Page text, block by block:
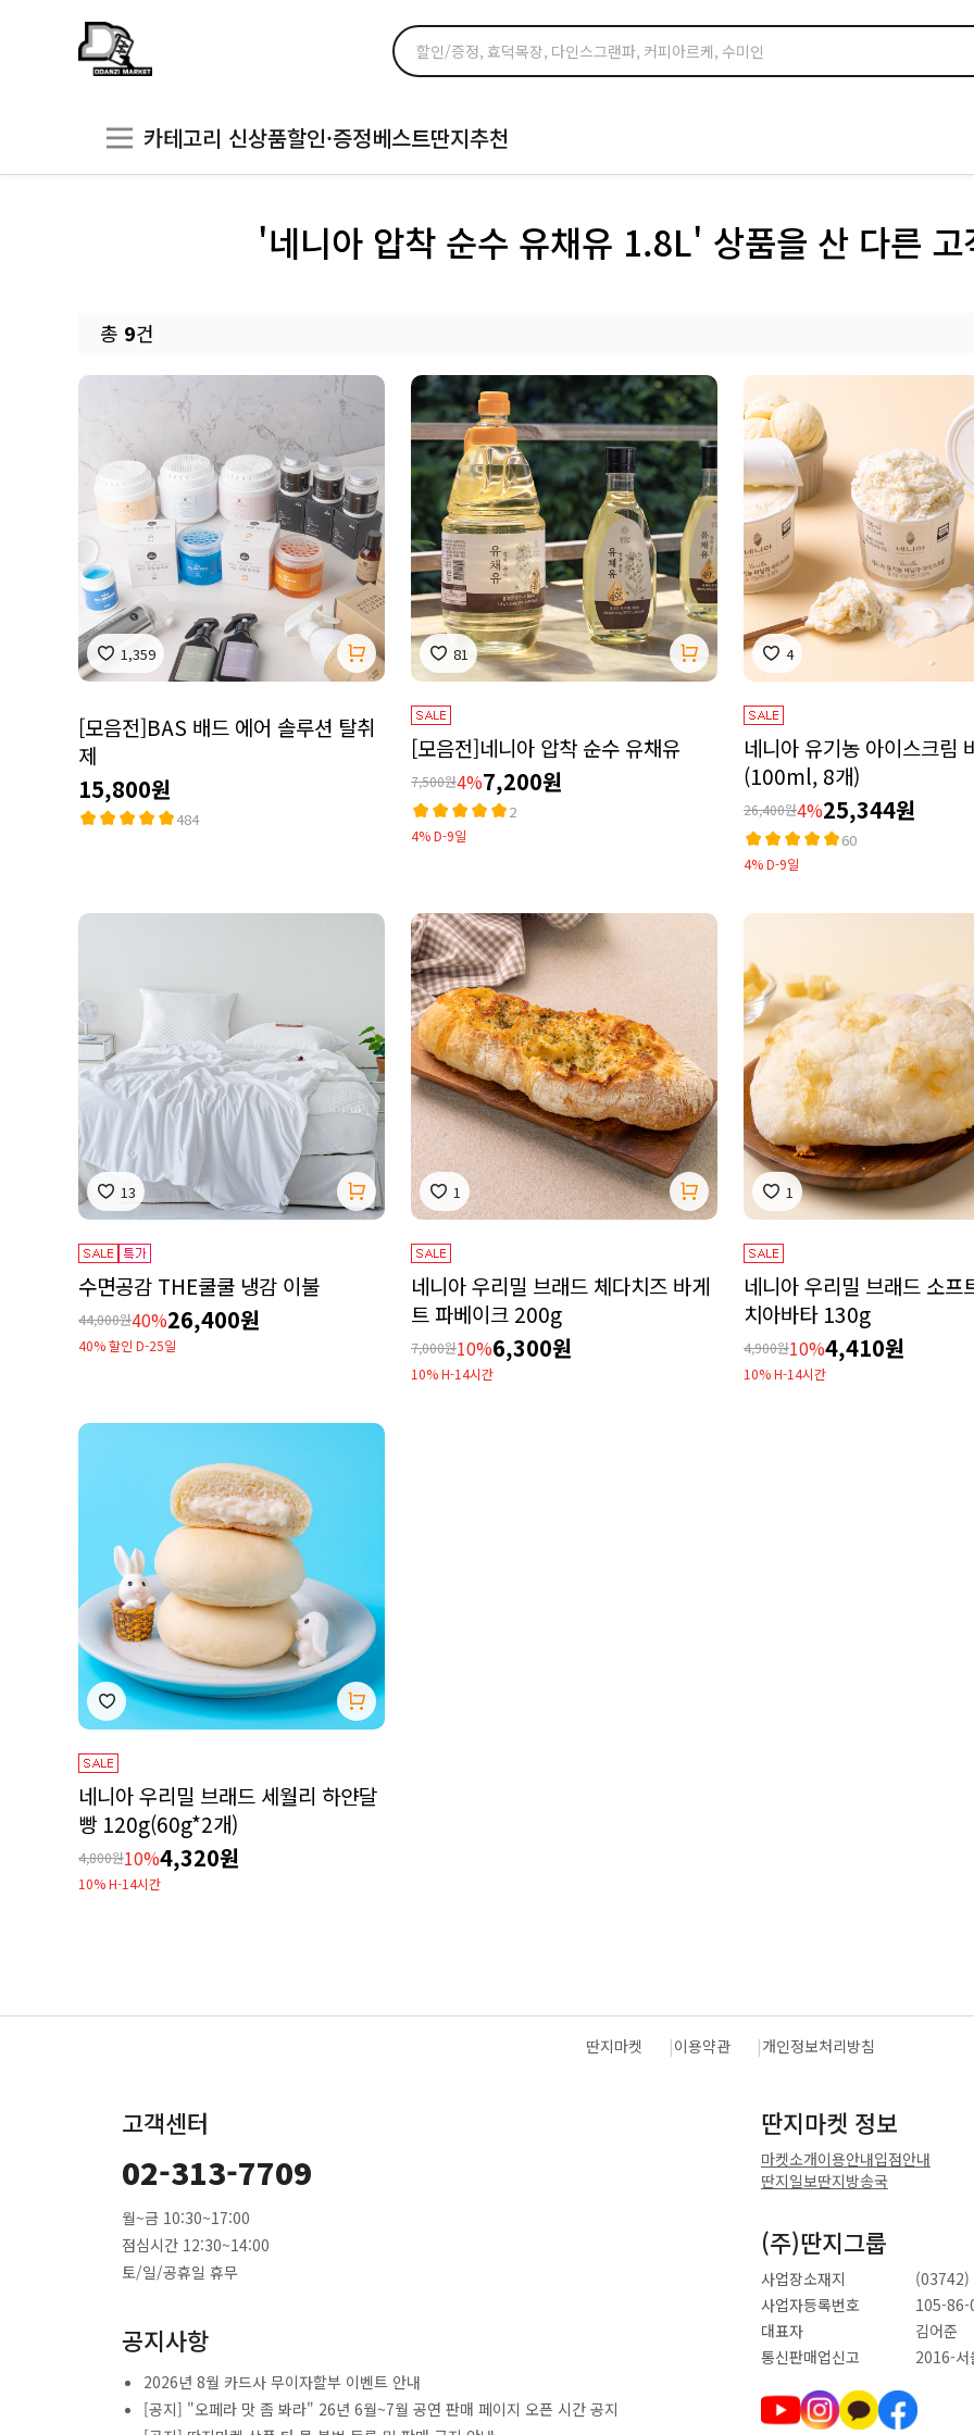
카테고리 신상품할인·증정베스트딴지추천
'네니아 압착 순수 유채유 1.8L' 상품을 산 다른 고
총 9건
1,359
[모음전]BAS 배드 에어 솔루션 탈취
제
15,800원
484
81
[모음전]네니아 압착 순수 유채유
7,500원4%7,200원
2
4% D-9일
4
네니아 유기농 아이스크림
(100ml, 8개)
26,400원4%25,344원
60
4% D-9일
13
수면공감 THE쿨쿨 냉감 이불
44,000원40%26,400원
40% 할인 D-25일
1
네니아 우리밀 브래드 체다치즈 바게
트 파베이크 200g
7,000원10%6,300원
10% H-14시간
1
네니아 우리밀 브래드 소프
치아바타 130g
4,900원10%4,410원
10% H-14시간
네니아 우리밀 브래드 세월리 하얀달
빵 120g(60g*2개)
4,800원10%4,320원
10% H-14시간
딴지마켓 이용약관 개인정보처리방침
고객센터
02-313-7709
월~금 10:30~17:00
점심시간 12:30~14:00
토/일/공휴일 휴무
공지사항
2026년 8월 카드사 무이자할부 이벤트 안내
[공지] "오페라 맛 좀 봐라" 26년 6월~7월 공연 판매 페이지 오픈 시간 공지
딴지마켓 정보
마켓소개이용안내입점안내
딴지일보딴지방송국
(주)딴지그룹
사업장소재지
(03742)
사업자등록번호
105-86-
대표자
김어준
통신판매업신고
2016-서